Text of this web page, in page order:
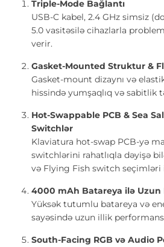
Triple-Mode Bağlantı
USB-C kabel, 2.4 GHz simsiz
5.0 vasitəsilə cihazlarla
verir.
Gasket-Mounted Struktur &
Gasket-mount dizaynı və
hissində yumşaqlıq və sabitlik
Hot-Swappable PCB & Sea
Switchlər
Klaviatura hot-swap PCB-yə
switchlərini rahatlıqla dəyişə
və Flying Fish switch seçimləri
4000 mAh Batareya ilə Uzun
Yüksək tutumlu batareya və
sayəsində uzun illik
South-Facing RGB və Audio